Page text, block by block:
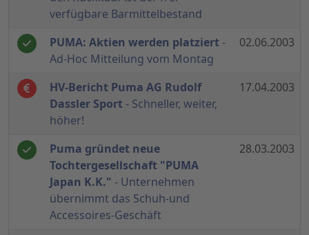
verfügbare Barmittelbestand
PUMA: Aktien werden platziert-
Ad-Hoc Mitteilung vom Montag
02.06.2003
HV-Bericht Puma AG Rudolf
Dassler Sport - Schneller, weiter,
höher!
17.04.2003
Puma gründet neue
Tochtergesellschaft "PUMA
Japan K.K." - Unternehmen
übernimmt das Schuh-und
Accessoires-Geschäft
28.03.2003